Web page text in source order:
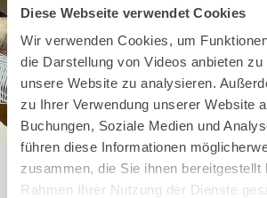
Diese Webseite verwendet Cookies
Wir verwenden Cookies, um
die Darstellung von Videos anbieten
unsere Website zu analysieren.
zu Ihrer Verwendung unserer Website
Buchungen, Soziale Medien und
führen diese Informationen
zusammen, die Sie ihnen bereitgestellt
Rahmen Ihrer Nutzung der Dienste
Kontakt